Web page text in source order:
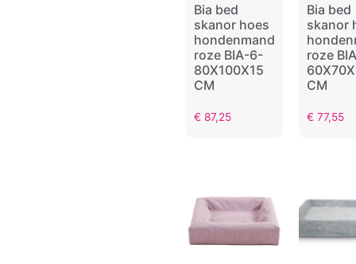
Bia bed
skanor hoes
hondenmand
roze BIA-6-
80X100X15
CM
€ 87,25
Bia bed
skanor
roze
CM
€ 77,55